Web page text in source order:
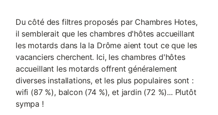
Du côté des filtres proposés par Chambres Hotes,
il semblerait que les chambres d'hôtes accueillant
les motards dans la la Drôme aient tout ce que les
vacanciers cherchent. Ici, les chambres d'hôtes
accueillant les motards offrent généralement
diverses installations, et les plus populaires sont :
wifi (87 %), balcon (74 %), et jardin (72 %)... Plutôt
sympa !